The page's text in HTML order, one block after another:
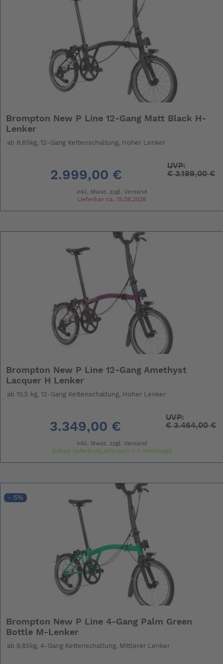
Brompton New P Line 12-Gang Matt Black H-
Lenker
ab 9,65kg, 12-Gang Kettenschaltung, Hoher Lenker
2.999,00 €
UVP:
€3.199,00 €
inkl. Mwst. zzgl. Versand
Lieferbar ca. 15.08.2026
Brompton New P Line 12-Gang Amethyst
Lacquer H Lenker
ab 10,5 kg, 12-Gang Kettenschaltung, Hoher Lenker
3.349,00 €
UVP:
€3.464,00 €
inkl. Mwst. zzgl. Versand
Sofort lieferbar(Lieferzeit: 1-3 Werktage)
- 5%
Brompton New P Line 4-Gang Palm Green
Bottle M-Lenker
ab 9,65kg, 4-Gang Kettenschaltung, Mittlerer Lenker